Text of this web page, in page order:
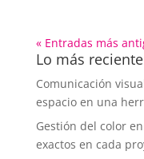
« Entradas más
Lo más reciente
Comunicación
espacio en una
Gestión del color
exactos en cada